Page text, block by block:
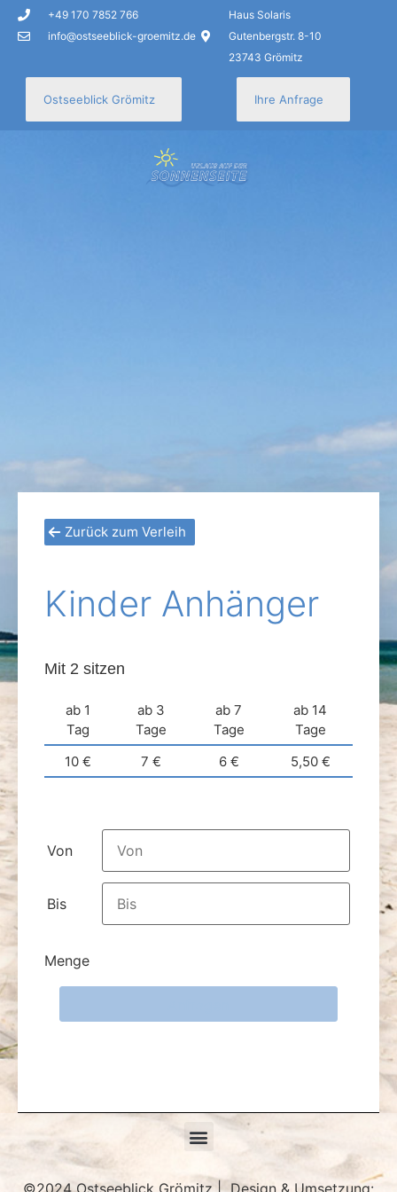
+49 170 7852 766
info@ostseeblick-groemitz.de
Haus Solaris
Gutenbergstr. 8-10
23743 Grömitz
Ostseeblick Grömitz Ihre Anfrage
Zurück zum Verleih
Kinder Anhänger
Mit 2 sitzen
ab 1
Tag
ab 3
Tage
ab 7
Tage
ab 14
Tage
10 €
7 € 6 € 5,50 €
Von
Bis
©2024 Ostseeblick Grömitz | Design & Umsetzung: